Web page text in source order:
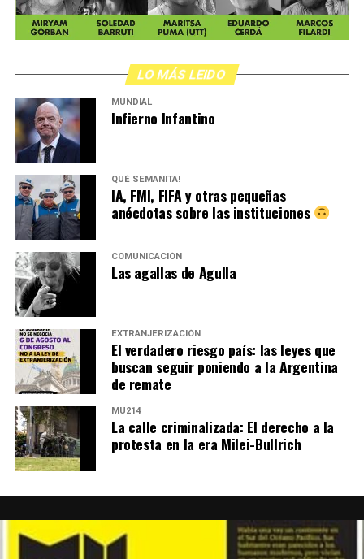
LO MÁS LEIDO
MUNDIAL
Infierno Infantino
QUÉ SEMANITA!
IA, FMI, FIFA y otras pequeñas
anécdotas sobre las instituciones
COMUNICACIÓN
Las agallas de Agulla
EXTRANJERIZACIÓN
El verdadero riesgo país: las leyes que
buscan seguir poniendo a la Argentina
de remate
MU214
La calle criminalizada: El derecho a la
protesta en la era Milei-Bullrich